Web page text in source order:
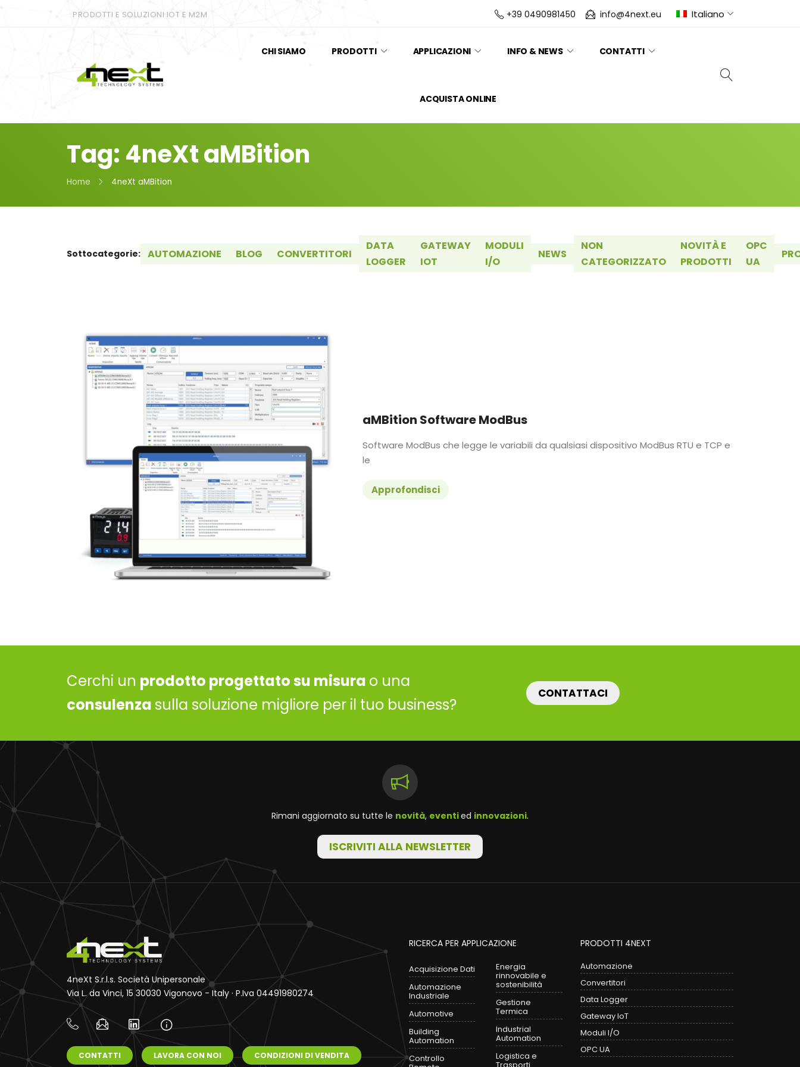
PRODOTTI E SOLUZIONI IOT E M2M +39 0490981450 info@4next.eu Italiano
CHI SIAMO PRODOTTI APPLICAZIONI INFO & NEWS CONTATTI
ACQUISTA ONLINE
Tag: 4neXt aMBition
Home 4neXt aMBition
Sottocategorie: AUTOMAZIONE BLOG CONVERTITORI
DATA
LOGGER
GATEWAY
IOT
MODULI
I/O
NEWS
NON
CATEGORIZZATO
NOVITÀ E
PRODOTTI
OPC
UA
aMBition Software ModBus
Software ModBus che legge le variabili da qualsiasi dispositivo ModBus RTU e TCP e
le
Approfondisci
Cerchi un prodotto progettato su misura o una
consulenza sulla soluzione migliore per il tuo business?
CONTATTACI
Rimani aggiornato su tutte le novità, eventied innovazioni.
ISCRIVITI ALLA NEWSLETTER
4neXt S.r.l.s. Società Unipersonale
Via L. da Vinci, 15 30030 Vigonovo - Italy · P.Iva 04491980274
CONTATTI LAVORA CON NOI CONDIZIONI DI VENDITA
RICERCA PER APPLICAZIONE
Acquisizione Dati
Automazione
Industriale
Automotive
Building
Automation
Controllo
Energia
rinnovabile e
sostenibilità
Gestione
Termica
Industrial
Automation
Logistica e
PRODOTTI 4NEXT
Automazione
Convertitori
Data Logger
Gateway IoT
Moduli I/O
OPC UA